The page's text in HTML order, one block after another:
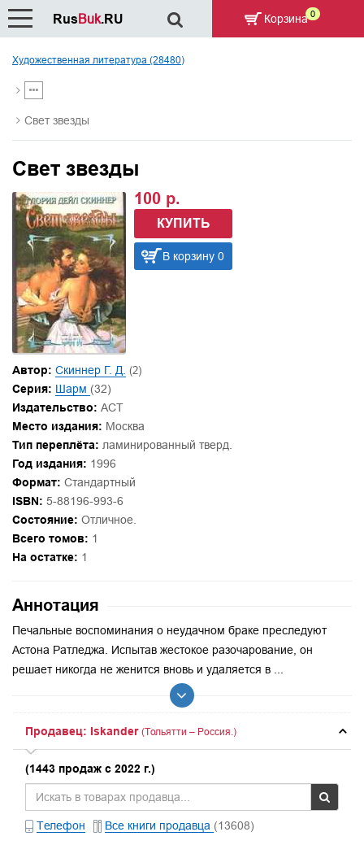
Художественная литература (28480)
Свет звезды
Свет звезды
100 р.
КУПИТЬ
В корзину 0
Автор: Скиннер Г. Д. (2)
Серия: Шарм (32)
Издательство: АСТ
Место издания: Москва
Тип переплёта: ламинированный тверд.
Год издания: 1996
Формат: Стандартный
ISBN: 5-88196-993-6
Состояние: Отличное.
Всего томов: 1
На остатке: 1
Аннотация
Печальные воспоминания о неудачном браке преследуют
Астона Ратледжа. Испытав жестокое разочарование, он
решает никогда не женится вновь и удаляется в ...
Продавец: Iskander (Тольятти – Россия.)
(1443 продаж с 2022 г.)
Телефон Все книги продавца (13608)
RusBuk.RU Корзина 0